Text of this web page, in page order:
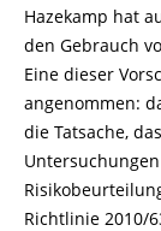
Hazekamp hat
den Gebrauch
Eine dieser
angenommen:
die Tatsache,
Richtlinie 2010/